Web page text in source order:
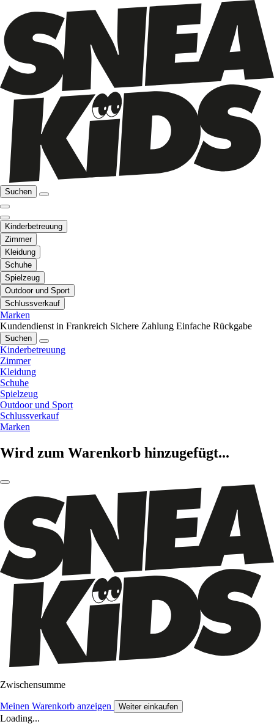
Suchen
Kinderbetreuung
Zimmer
Kleidung
Schuhe
Spielzeug
Outdoor und Sport
Schlussverkauf
Marken
Kundendienst in Frankreich Sichere Zahlung Einfache Rückgabe
Suchen
Kinderbetreuung
Zimmer
Kleidung
Schuhe
Spielzeug
Outdoor und Sport
Schlussverkauf
Marken
Wird zum Warenkorb hinzugefügt...
Zwischensumme
Meinen Warenkorb anzeigen Weiter einkaufen
Loading...